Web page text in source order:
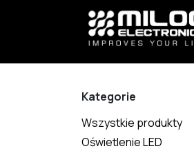
Kategorie
Wszystkie produkty
Oświetlenie LED